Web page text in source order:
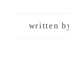
written